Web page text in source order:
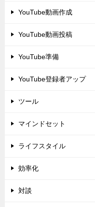
YouTube動画作成
YouTube動画投稿
YouTube準備
YouTube登録者アップ
ツール
マインドセット
ライフスタイル
効率化
対談